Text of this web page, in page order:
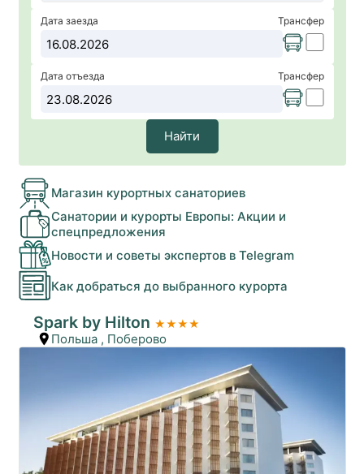
Дата заезда Трансфер
Дата отъезда Трансфер
Найти
Магазин курортных санаториев
Санатории и курорты Европы: Акции и
спецпредложения
Новости и советы экспертов в Telegram
Как добраться до выбранного курорта
Spark by Hilton ★★★★
Польша , Поберово